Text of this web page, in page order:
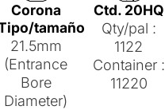
Corona
tamaño
21.5mm
(Entrance
Bore
Diameter)
Ctd. 20HQ
Qty/pal :
1122
Container :
11220